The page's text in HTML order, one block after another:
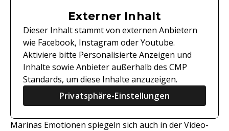
Externer Inhalt
Dieser Inhalt stammt von externen Anbietern
wie Facebook, Instagram oder Youtube.
Aktiviere bitte Personalisierte Anzeigen und
Inhalte sowie Anbieter außerhalb des CMP
Standards, um diese Inhalte anzuzeigen.
Privatsphäre-Einstellungen
Marinas Emotionen spiegeln sich auch in der Video-